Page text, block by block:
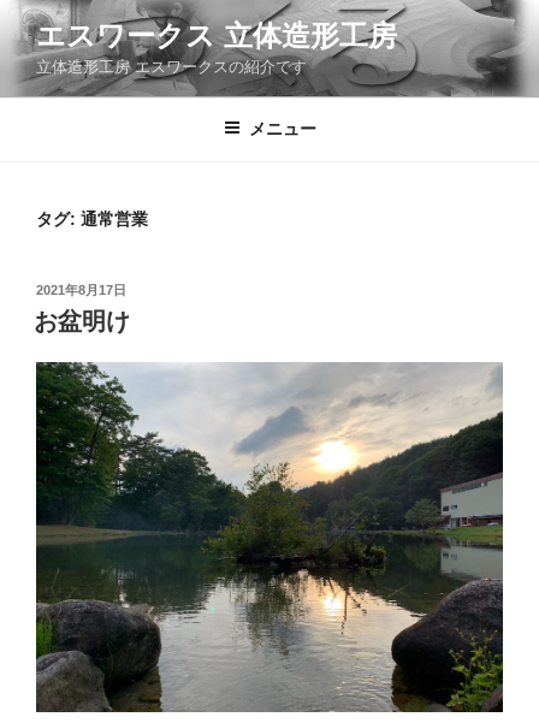
ン
ン
エスワークス 立体造形工房
立体造形工房 エスワークスの紹介です
メニュー
タグ: 通常営業
投
稿
日:
2021年8月17日
お盆明け